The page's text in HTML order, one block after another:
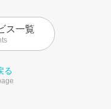
ス一覧
る